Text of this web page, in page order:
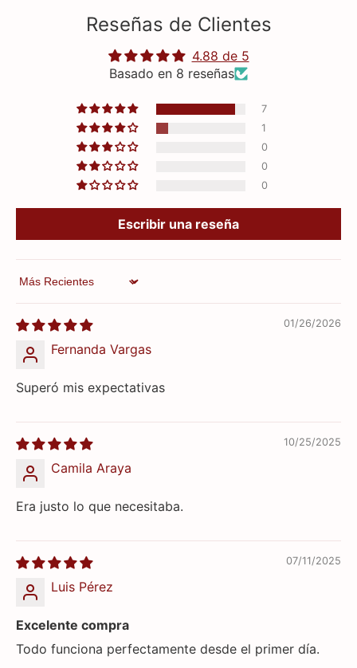
Reseñas de Clientes
4.88 de 5
Basado en 8 reseñas
7
1
0
0
0
Escribir una reseña
Sort by
01/26/2026
Fernanda Vargas
Superó mis expectativas
10/25/2025
Camila Araya
Era justo lo que necesitaba.
07/11/2025
Luis Pérez
Excelente compra
Todo funciona perfectamente desde el primer día.